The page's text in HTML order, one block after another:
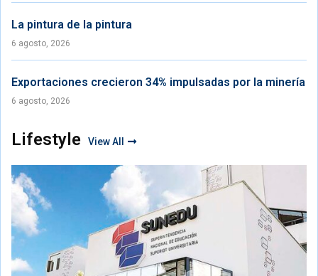
La pintura de la pintura
6 agosto, 2026
Exportaciones crecieron 34% impulsadas por la minería
6 agosto, 2026
Lifestyle View All